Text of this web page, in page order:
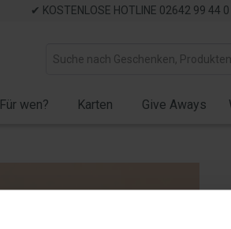
✔ KOSTENLOSE HOTLINE 02642 99 44 0
Für wen? Karten Give Aways